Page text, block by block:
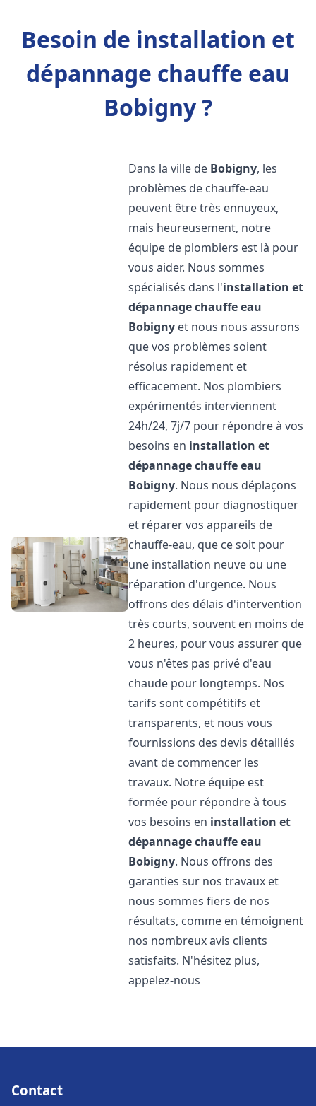
Besoin de installation et
dépannage chauffe eau
Bobigny ?
Dans la ville de Bobigny, les
problèmes de chauffe-eau
peuvent être très ennuyeux,
mais heureusement, notre
équipe de plombiers est là pour
vous aider. Nous sommes
spécialisés dans l'installation et
dépannage chauffe eau
Bobigny et nous nous assurons
que vos problèmes soient
résolus rapidement et
efficacement. Nos plombiers
expérimentés interviennent
24h/24, 7j/7 pour répondre à vos
besoins en installation et
dépannage chauffe eau
Bobigny. Nous nous déplaçons
rapidement pour diagnostiquer
et réparer vos appareils de
chauffe-eau, que ce soit pour
une installation neuve ou une
réparation d'urgence. Nous
offrons des délais d'intervention
très courts, souvent en moins de
2 heures, pour vous assurer que
vous n'êtes pas privé d'eau
chaude pour longtemps. Nos
tarifs sont compétitifs et
transparents, et nous vous
fournissions des devis détaillés
avant de commencer les
travaux. Notre équipe est
formée pour répondre à tous
vos besoins en installation et
dépannage chauffe eau
Bobigny. Nous offrons des
garanties sur nos travaux et
nous sommes fiers de nos
résultats, comme en témoignent
nos nombreux avis clients
satisfaits. N'hésitez plus,
appelez-nous
Contact